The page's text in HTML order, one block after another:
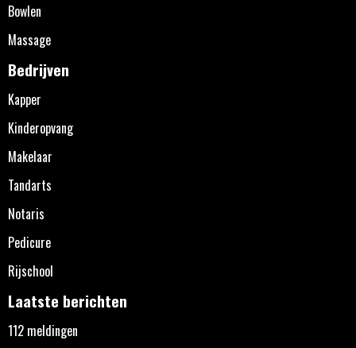
Bowlen
Massage
Bedrijven
Kapper
Kinderopvang
Makelaar
Tandarts
Notaris
Pedicure
Rijschool
Laatste berichten
112 meldingen